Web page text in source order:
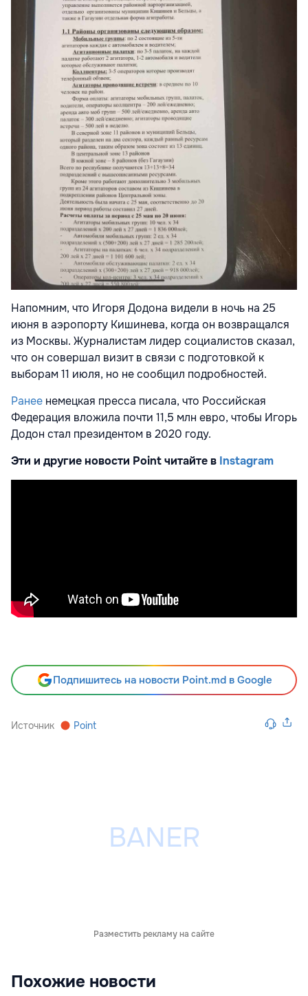
Напомним, что Игоря Додона видели в ночь на 25
июня в аэропорту Кишинева, когда он возвращался
из Москвы. Журналистам лидер социалистов сказал,
что он совершал визит в связи с подготовкой к
выборам 11 июля, но не сообщил подробностей.
Ранее немецкая пресса писала, что Российская
Федерация вложила почти 11,5 млн евро, чтобы Игорь
Додон стал президентом в 2020 году.
Эти и другие новости Point читайте в Instagram
Подпишитесь на новости Point.md в Google
Источник Point
Разместить рекламу на сайте
Похожие новости